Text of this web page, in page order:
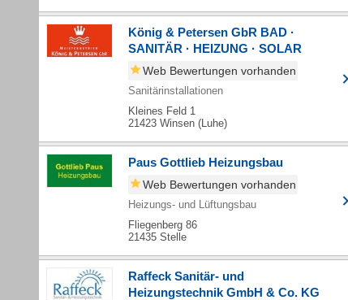
König & Petersen GbR BAD ·
SANITÄR · HEIZUNG · SOLAR
Web Bewertungen vorhanden
Sanitärinstallationen
Kleines Feld 1
21423 Winsen (Luhe)
Paus Gottlieb Heizungsbau
Web Bewertungen vorhanden
Heizungs- und Lüftungsbau
Fliegenberg 86
21435 Stelle
Raffeck Sanitär- und
Heizungstechnik GmbH & Co. KG